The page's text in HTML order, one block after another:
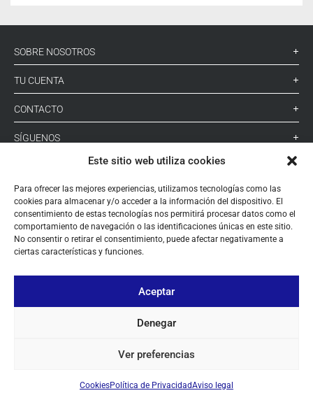
Este sitio web utiliza cookies
Para ofrecer las mejores experiencias, utilizamos tecnologías como las
cookies para almacenar y/o acceder a la información del dispositivo. El
consentimiento de estas tecnologías nos permitirá procesar datos como el
comportamiento de navegación o las identificaciones únicas en este sitio.
No consentir o retirar el consentimiento, puede afectar negativamente a
ciertas características y funciones.
Aceptar
Denegar
Ver preferencias
CookiesPolítica de PrivacidadAviso legal
SOBRE NOSOTROS
TU CUENTA
CONTACTO
SÍGUENOS
+ 34 933 348 800
info@pihernz.com
Linkedin
Instagram